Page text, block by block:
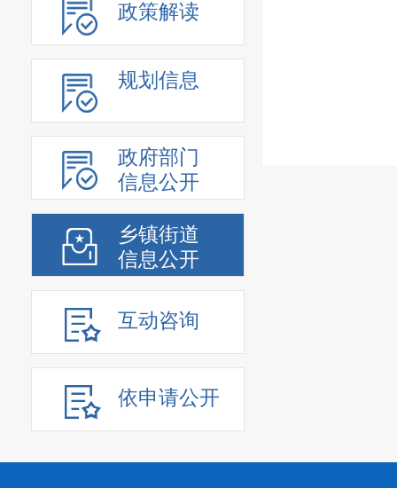
政策解读
规划信息
政府部门
信息公开
乡镇街道
信息公开
互动咨询
依申请公开